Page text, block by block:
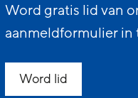
Word gratis lid van
aanmeldformulier in
Word lid